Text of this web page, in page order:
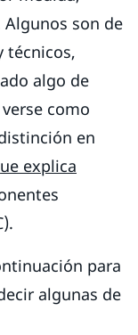
son de
técnicos,
algo de
como
en
explica
para
algunas de